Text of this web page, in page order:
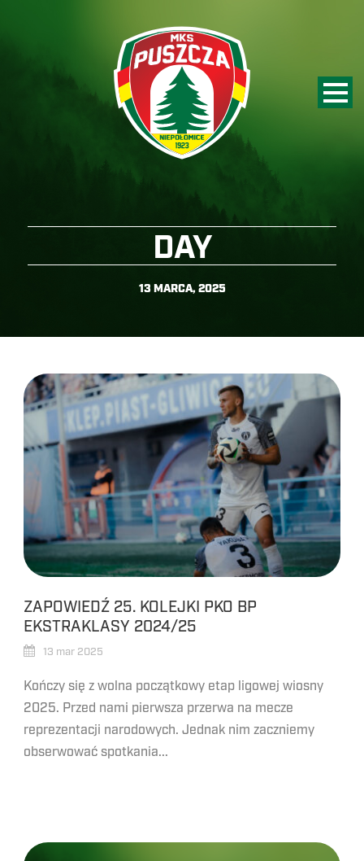
DAY
13 MARCA, 2025
ZAPOWIEDŹ 25. KOLEJKI PKO BP
EKSTRAKLASY 2024/25
13 mar 2025
Kończy się z wolna początkowy etap ligowej wiosny
2025. Przed nami pierwsza przerwa na mecze
reprezentacji narodowych. Jednak nim zaczniemy
obserwować spotkania...